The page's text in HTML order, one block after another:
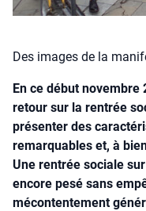
Des images de la
En ce début
retour sur la rentrée
présenter des
remarquables et, à
Une rentrée sociale
encore pesé sans
mécontentement